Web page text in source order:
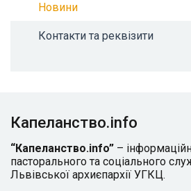
Новини
Контакти та реквізити
Капеланство.info
“Капеланство.info” –
пасторального та соціального
Львівської архиєпархії УГКЦ.